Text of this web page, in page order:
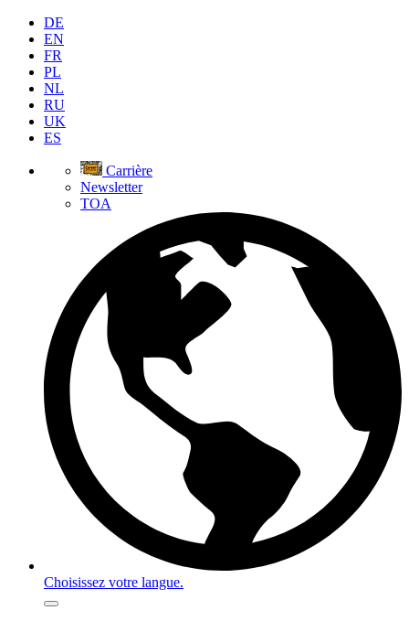
DE
EN
FR
PL
NL
RU
UK
ES
Carrière
Newsletter
TOA
Choisissez votre langue.